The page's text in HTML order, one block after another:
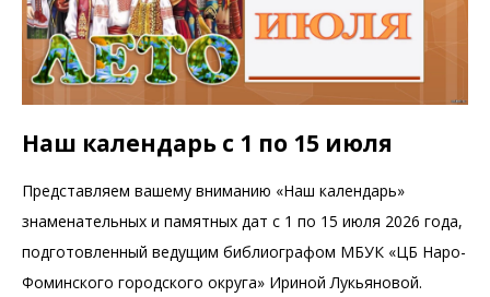
Наш календарь с 1 по 15 июля
Представляем вашему вниманию «Наш календарь»
знаменательных и памятных дат с 1 по 15 июля 2026 года,
подготовленный ведущим библиографом МБУК «ЦБ Наро-
Фоминского городского округа» Ириной Лукьяновой.